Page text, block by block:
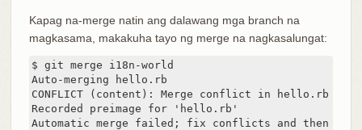
Kapag na-merge natin ang dalawang mga branch na
magkasama, makakuha tayo ng merge na nagkasalungat:
$ git merge i18n-world
Auto-merging hello.rb
CONFLICT (content): Merge conflict in hello.rb
Recorded preimage for 'hello.rb'
Automatic merge failed; fix conflicts and then